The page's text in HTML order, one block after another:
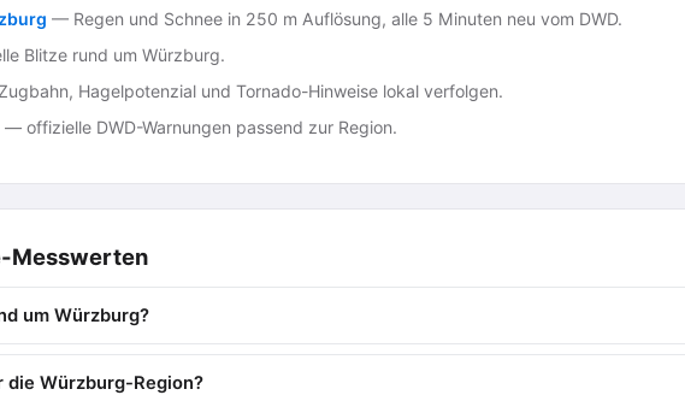
— Regen und Schnee in 250 m Auflösung, alle 5 Minuten neu vom DWD.
Blitze rund um Würzburg.
Hagelpotenzial und Tornado-Hinweise lokal verfolgen.
— offizielle DWD-Warnungen passend zur Region.
Messwerten
um Würzburg?
Würzburg-Region?